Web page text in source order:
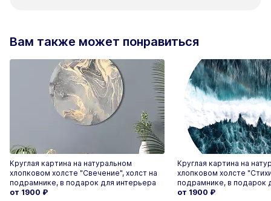
Вам также может понравиться
Круглая картина на натуральном
хлопковом холсте "Свечение", холст на
подрамнике, в подарок для интерьера
от 1900 ₽
Круглая картина на
хлопковом холсте
подрамнике, в подарок
от 1900 ₽